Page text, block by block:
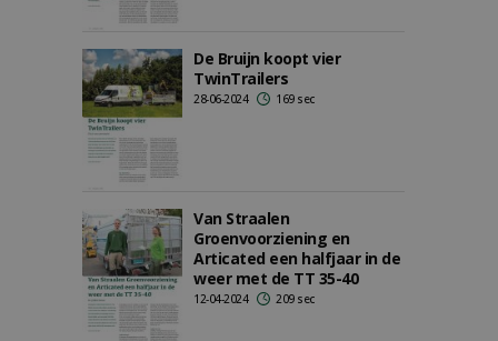
De Bruijn koopt vier
TwinTrailers
28-06-2024 169 sec
Van Straalen
Groenvoorziening en
Articated een halfjaar in de
weer met de TT 35-40
12-04-2024 209 sec